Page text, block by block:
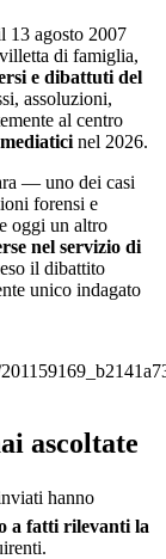
13 agosto 2007
di famiglia,
e dibattuti del
assoluzioni,
al centro
nel 2026.
— uno dei casi
forensi e
oggi un altro
nel servizio di
il dibattito
unico indagato
ascoltate
hanno
a fatti rilevanti la